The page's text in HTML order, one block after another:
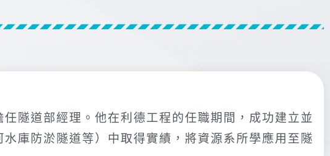
隧道部經理。他在利德工程的任職期間，成功建立並
庫防淤隧道等）中取得實績，將資源系所學應用至隧